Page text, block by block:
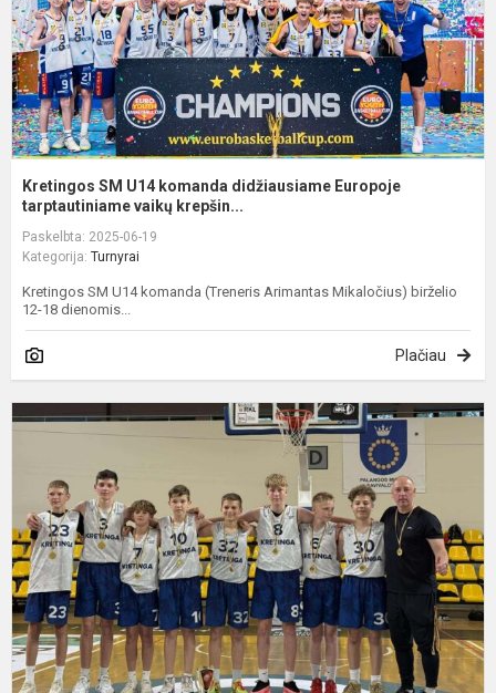
Kretingos SM U14 komanda didžiausiame Europoje
tarptautiniame vaikų krepšin...
Paskelbta: 2025-06-19
Kategorija: Turnyrai
Kretingos SM U14 komanda (Treneris Arimantas Mikaločius) birželio
12-18 dienomis...
Plačiau